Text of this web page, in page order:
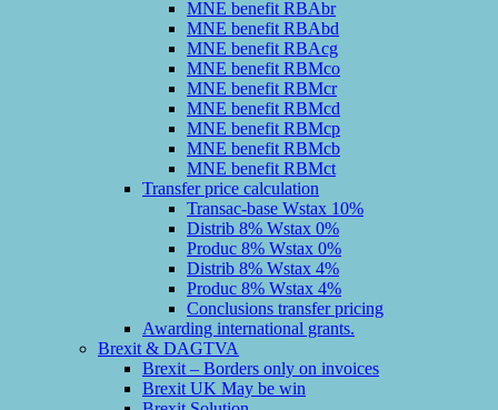
MNE benefit RBAbr
MNE benefit RBAbd
MNE benefit RBAcg
MNE benefit RBMco
MNE benefit RBMcr
MNE benefit RBMcd
MNE benefit RBMcp
MNE benefit RBMcb
MNE benefit RBMct
Transfer price calculation
Transac-base Wstax 10%
Distrib 8% Wstax 0%
Produc 8% Wstax 0%
Distrib 8% Wstax 4%
Produc 8% Wstax 4%
Conclusions transfer pricing
Awarding international grants.
Brexit & DAGTVA
Brexit – Borders only on invoices
Brexit UK May be win